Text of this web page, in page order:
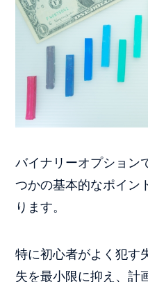
バイナリーオプション
つかの基本的なポイン
ります。
特に初心者がよく犯す
失を最小限に抑え、計